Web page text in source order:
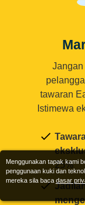
tawaran
Istimewa
25%
Menggunakan tapak kami
penggunaan kuki dan
mereka sila baca dasar